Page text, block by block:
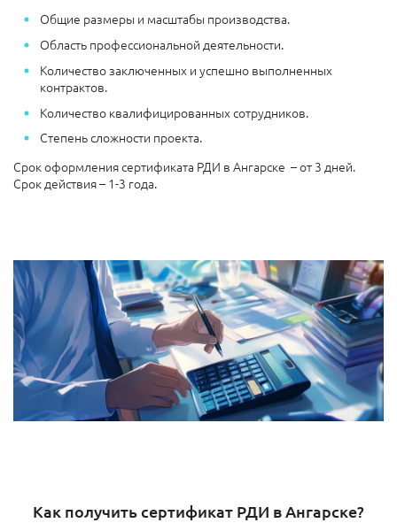
Общие размеры и масштабы производства.
Область профессиональной деятельности.
Количество заключенных и успешно выполненных
контрактов.
Количество квалифицированных сотрудников.
Степень сложности проекта.
Срок оформления сертификата РДИ в Ангарске – от 3 дней.
Срок действия – 1-3 года.
Как получить сертификат РДИ в Ангарске?